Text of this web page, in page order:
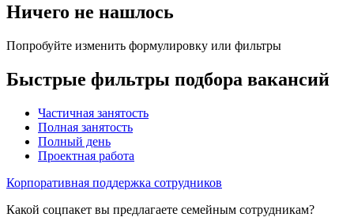
Ничего не нашлось
Попробуйте изменить формулировку или фильтры
Быстрые фильтры подбора вакансий
Частичная занятость
Полная занятость
Полный день
Проектная работа
Корпоративная поддержка сотрудников
Какой соцпакет вы предлагаете семейным сотрудникам?